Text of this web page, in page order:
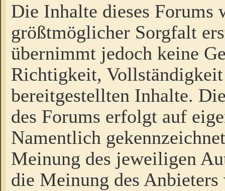
Die Inhalte dieses Forums
größtmöglicher Sorgfalt
übernimmt jedoch keine
Richtigkeit,
bereitgestellten Inhalte.
des Forums erfolgt auf
Namentlich
Meinung des jeweiligen
die Meinung des Anbieters